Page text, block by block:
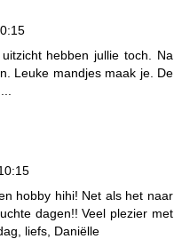
hebben jullie toch. Na
Leuke mandjes maak je. De
hobby hihi! Net als het naar
dagen!! Veel plezier met
liefs, Daniëlle